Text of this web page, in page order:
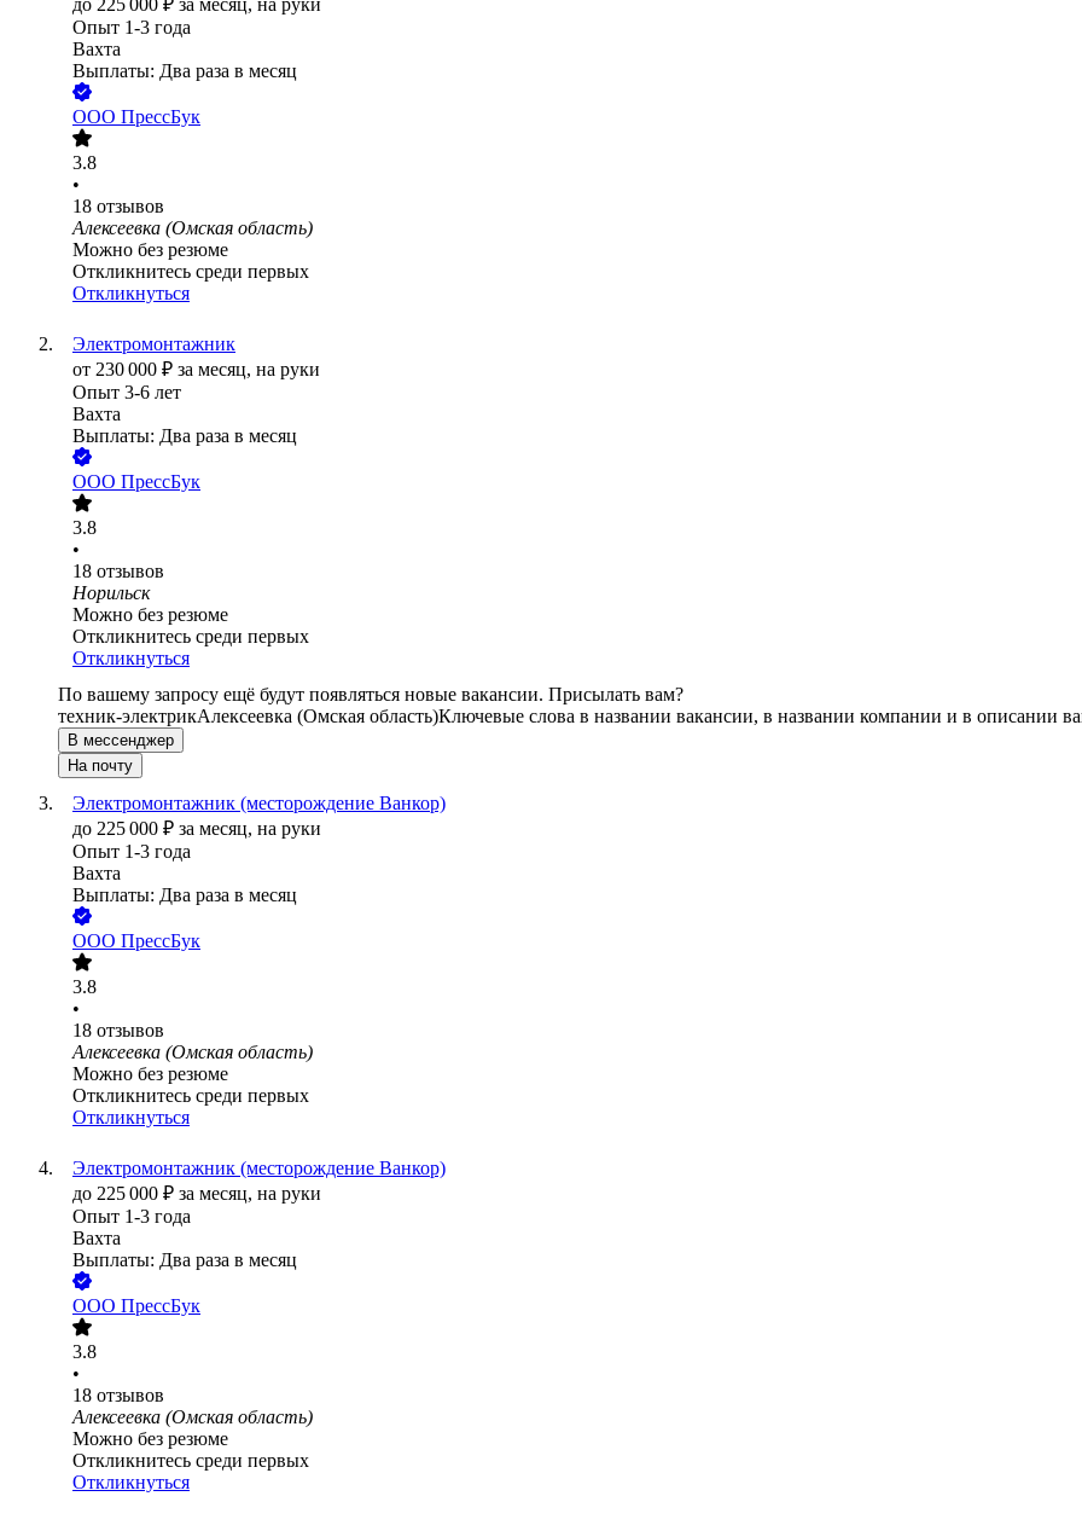
до 225 000 ₽ за месяц, на руки
Опыт 1-3 года
Вахта
Выплаты: Два раза в месяц
ООО ПрессБук
3.8
•
18 отзывов
Алексеевка (Омская область)
Можно без резюме
Откликнитесь среди первых
Откликнуться
Электромонтажник
от 230 000 ₽ за месяц, на руки
Опыт 3-6 лет
Вахта
Выплаты: Два раза в месяц
ООО ПрессБук
3.8
•
18 отзывов
Норильск
Можно без резюме
Откликнитесь среди первых
Откликнуться
По вашему запросу ещё будут появляться новые вакансии. Присылать вам?
техник-электрикАлексеевка (Омская область)Ключевые слова в названии вакансии, в названии компании и в описании
В мессенджер
На почту
Электромонтажник (месторождение Ванкор)
до 225 000 ₽ за месяц, на руки
Опыт 1-3 года
Вахта
Выплаты: Два раза в месяц
ООО ПрессБук
3.8
•
18 отзывов
Алексеевка (Омская область)
Можно без резюме
Откликнитесь среди первых
Откликнуться
Электромонтажник (месторождение Ванкор)
до 225 000 ₽ за месяц, на руки
Опыт 1-3 года
Вахта
Выплаты: Два раза в месяц
ООО ПрессБук
3.8
•
18 отзывов
Алексеевка (Омская область)
Можно без резюме
Откликнитесь среди первых
Откликнуться